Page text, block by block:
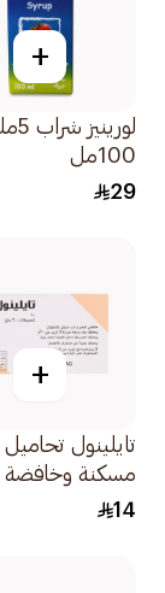
+
100مل
29
+
تايلينول تحاميل
مسكنة وخافضة
للحرارة للأطفال
14